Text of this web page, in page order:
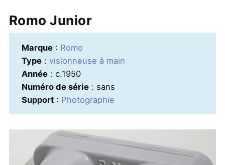
Romo Junior
Marque: Romo
Type: visionneuse à main
Année: c.1950
Numéro de série: sans
Support: Photographie